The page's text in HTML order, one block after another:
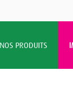
NOS PRODUITS